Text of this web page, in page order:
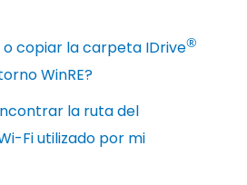
copiar la carpeta IDrive®
WinRE?
la ruta del
Fi utilizado por mi